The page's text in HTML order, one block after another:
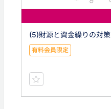
(5)財源と資金繰りの対策
有料会員限定